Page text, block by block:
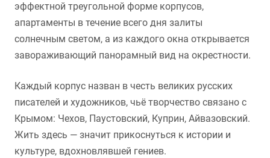
эффектной треугольной форме корпусов,
апартаменты в течение всего дня залиты
солнечным светом, а из каждого окна открывается
завораживающий панорамный вид на окрестности.
Каждый корпус назван в честь великих русских
писателей и художников, чьё творчество связано с
Крымом: Чехов, Паустовский, Куприн, Айвазовский.
Жить здесь — значит прикоснуться к истории и
культуре, вдохновлявшей гениев.